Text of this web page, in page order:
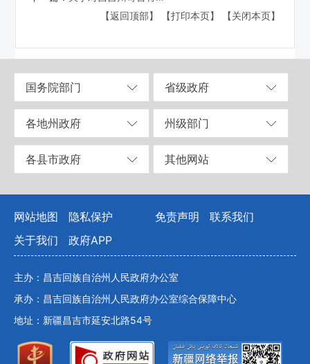
【返回顶部】
【打印本页】 【关闭本页】
国务院部门 省级政府
各地州政府 州级部门
各县市政府 其他网站
网站地图 隐私保护 免责声明
联系我们
关于我们
政府APP
主办：昌吉回族自治州人民政府办公室
承办：昌吉回族自治州人民政府办公室综合保障中心
地址：新疆昌吉市延安北路54号